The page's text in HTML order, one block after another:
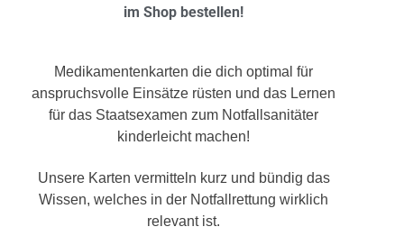
im Shop bestellen!
Medikamentenkarten die dich optimal für
anspruchsvolle Einsätze rüsten und das Lernen
für das Staatsexamen zum Notfallsanitäter
kinderleicht machen!
Unsere Karten vermitteln kurz und bündig das
Wissen, welches in der Notfallrettung wirklich
relevant ist.